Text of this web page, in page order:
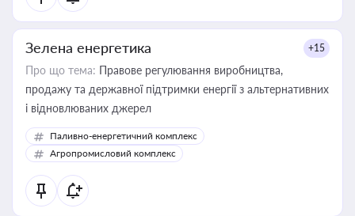
Зелена енергетика +15
Про що тема: Правове регулювання виробництва,
продажу та державної підтримки енергії з альтернативних
і відновлюваних джерел
Паливно-енергетичний комплекс
Агропромисловий комплекс